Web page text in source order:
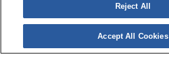
Política de Protección de Datos
cookies
Síguenos en:
Reject All
Accept All Cookies